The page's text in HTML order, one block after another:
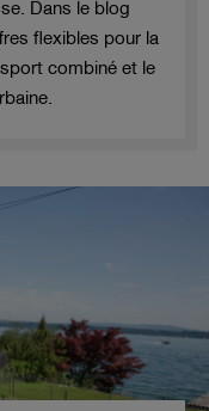
Dans le blog
flexibles pour la
combiné et le